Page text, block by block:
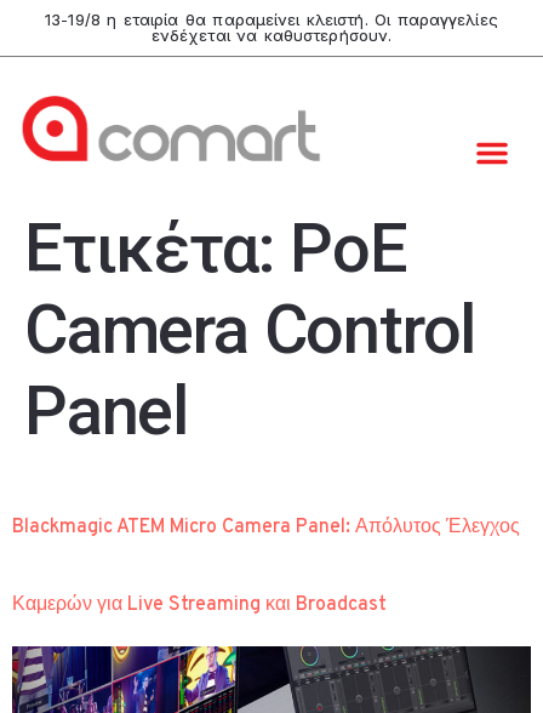
13-19/8 η εταιρία θα παραμείνει κλειστή. Οι παραγγελίες
ενδέχεται να καθυστερήσουν.
Ετικέτα: PoE
Camera Control
Panel
Blackmagic ATEM Micro Camera Panel: Απόλυτος Έλεγχος
Καμερών για Live Streaming και Broadcast